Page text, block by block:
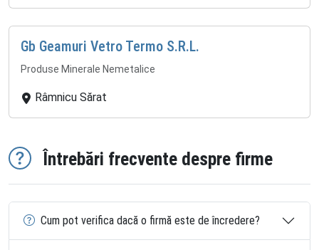
Gb Geamuri Vetro Termo S.R.L.
Produse Minerale Nemetalice
Râmnicu Sărat
Întrebări frecvente despre firme
Cum pot verifica dacă o firmă este de încredere?